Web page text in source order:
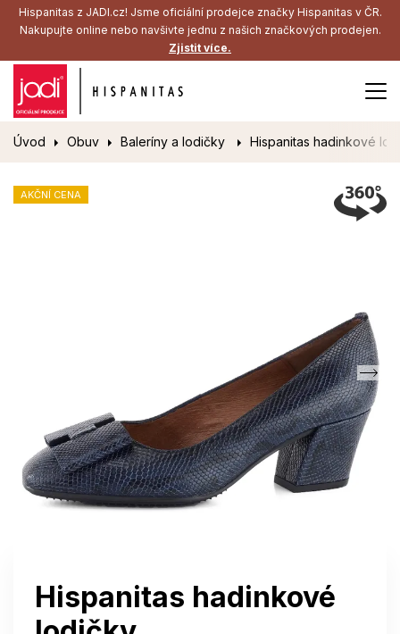
Hispanitas z JADI.cz! Jsme oficiální prodejce značky Hispanitas v ČR.
Nakupujte online nebo navšivte jednu z našich značkových prodejen.
Zjistit více.
Úvod Obuv Baleríny a lodičky Hispanitas hadinkové
AKČNÍ CENA
Hispanitas hadinkové